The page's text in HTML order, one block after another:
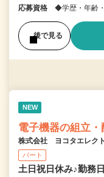
応募資格 ◆学歴・年齢
後で見る
NEW
電子機器の組立
株式会社 ヨコタエレク
パート
土日祝日休み♪勤務